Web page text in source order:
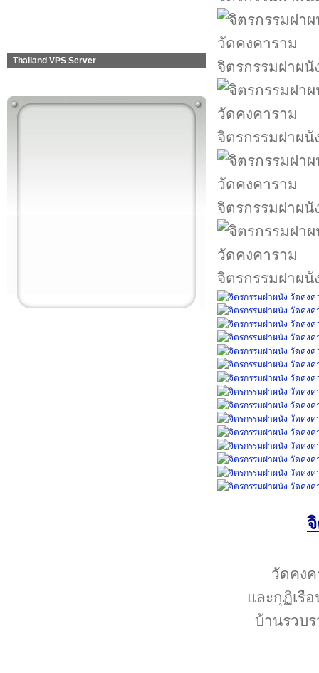
Thailand VPS Server จิตรกรรมฝาผนั
จิตรกรรมฝาผนั
จิตรกรรมฝาผนั
จิตรกรรมฝาผนั
วัดคง
และกุฏิเรื
บ้านรวบ